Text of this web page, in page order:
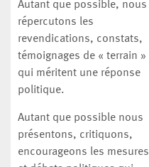
Autant que possible, nous
répercutons les
revendications, constats,
témoignages de « terrain »
qui méritent une réponse
politique.
Autant que possible nous
présentons, critiquons,
encourageons les mesures